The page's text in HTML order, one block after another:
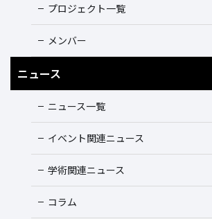
プロジェクト一覧
メンバー
ニュース
ニュース一覧
イベント関連ニュース
学術関連ニュース
コラム